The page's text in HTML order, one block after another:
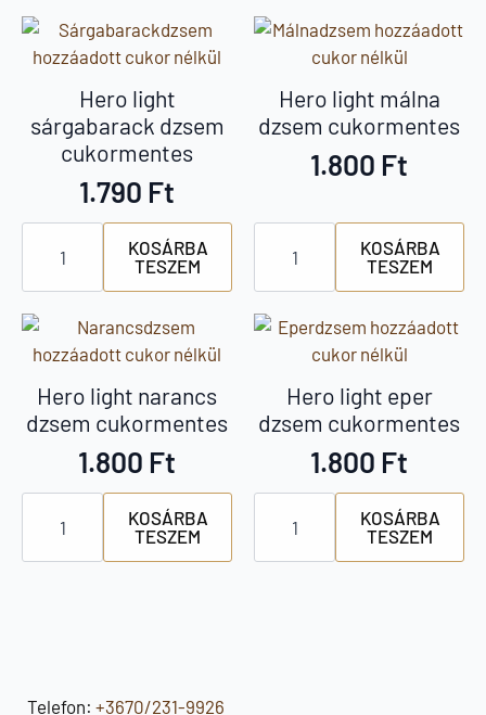
paprika
mennyiség
Hero light
sárgabarack dzsem
cukormentes
1.790 Ft
Hero
sárgabarack
dzsem
mennyiség
KOSÁRBA
TESZEM
Hero light málna
dzsem cukormentes
1.800 Ft
Hero
málna
dzsem
mennyiség
KOSÁRBA
TESZEM
Hero light narancs
dzsem cukormentes
1.800 Ft
Hero
narancs
dzsem
KOSÁRBA
TESZEM
Hero light eper
dzsem cukormentes
1.800 Ft
Hero
dzsem
KOSÁRBA
TESZEM
Telefon: +3670/231-9926